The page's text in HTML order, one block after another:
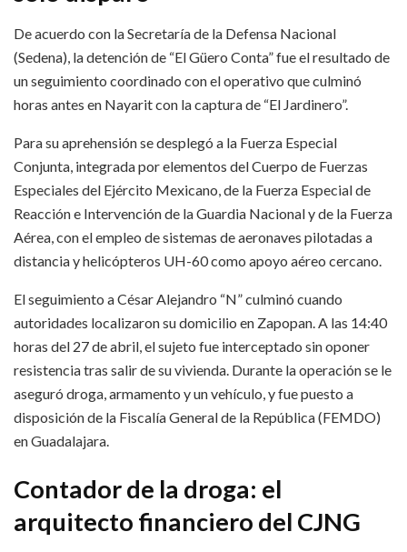
De acuerdo con la Secretaría de la Defensa Nacional
(Sedena), la detención de “El Güero Conta” fue el resultado de
un seguimiento coordinado con el operativo que culminó
horas antes en Nayarit con la captura de “El Jardinero”.
Para su aprehensión se desplegó a la Fuerza Especial
Conjunta, integrada por elementos del Cuerpo de Fuerzas
Especiales del Ejército Mexicano, de la Fuerza Especial de
Reacción e Intervención de la Guardia Nacional y de la Fuerza
Aérea, con el empleo de sistemas de aeronaves pilotadas a
distancia y helicópteros UH-60 como apoyo aéreo cercano.
El seguimiento a César Alejandro “N” culminó cuando
autoridades localizaron su domicilio en Zapopan. A las 14:40
horas del 27 de abril, el sujeto fue interceptado sin oponer
resistencia tras salir de su vivienda. Durante la operación se le
aseguró droga, armamento y un vehículo, y fue puesto a
disposición de la Fiscalía General de la República (FEMDO)
en Guadalajara.
Contador de la droga: el
arquitecto financiero del CJNG